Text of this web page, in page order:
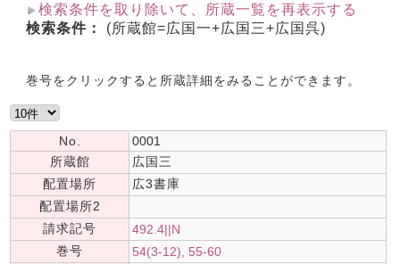
検索条件を取り除いて、所蔵一覧を再表示する
検索条件：
(所蔵館=広国一+広国三+広国呉)
巻号をクリックすると所蔵詳細をみることができます。
No.
0001
所蔵館
広国三
配置場所
広3書庫
配置場所2
請求記号
492.4||N
巻号
54(3-12), 55-60